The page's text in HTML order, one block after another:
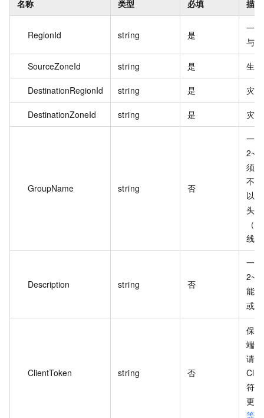
名称 类型 必填 描述
RegionId string 是
一
与
SourceZoneId string 是 生
DestinationRegionId string 是 灾
DestinationZoneId string 是 灾
GroupName string 否
一
须
不能
以
头
（
线
Description string 否
一
能以
或
ClientToken string 否
保
端
请
符
更
等性